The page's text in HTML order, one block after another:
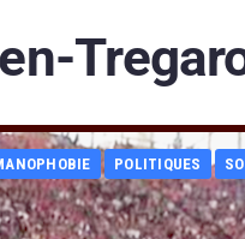
POLITIQUES